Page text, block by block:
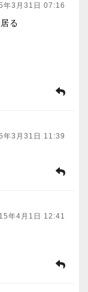
年3月31日 07:16
る
年3月31日 11:39
年4月1日 12:41